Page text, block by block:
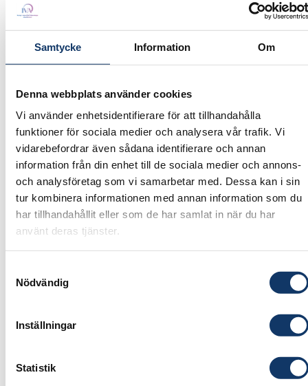
Samtycke Information Om
Denna webbplats använder cookies
Vi använder enhetsidentifierare för att tillhandahålla
funktioner för sociala medier och analysera vår trafik. Vi
vidarebefordrar även sådana identifierare och annan
information från din enhet till de sociala medier och annons-
och analysföretag som vi samarbetar med. Dessa kan i sin
tur kombinera informationen med annan information som du
har tillhandahållit eller som de har samlat in när du har
använt deras tjänster.
Nödvändig
Inställningar
Statistik
Immaterialrätten spelar en avgörande roll för att
maximera värdeskapandet från forskning,
innovation och entreprenörskap. Trots
betydande investeringar i forskning och
investeringar.
Research & Innovation
Projects & programmes
Thursday 29 June 2023